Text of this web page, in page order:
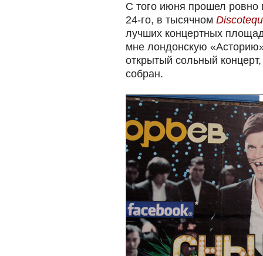
С того июня прошел ровно
24-го, в тысячном
лучших концертных
мне лондонскую
открытый сольный
собран.